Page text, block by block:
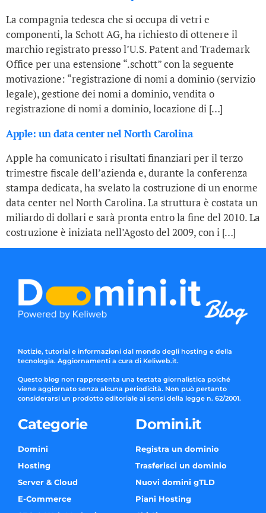
La compagnia tedesca che si occupa di vetri e
componenti, la Schott AG, ha richiesto di ottenere il
marchio registrato presso l’U.S. Patent and Trademark
Office per una estensione “.schott” con la seguente
motivazione: “registrazione di nomi a dominio (servizio
legale), gestione dei nomi a dominio, vendita o
registrazione di nomi a dominio, locazione di […]
Apple: un data center nel North Carolina
Apple ha comunicato i risultati finanziari per il terzo
trimestre fiscale dell’azienda e, durante la conferenza
stampa dedicata, ha svelato la costruzione di un enorme
data center nel North Carolina. La struttura è costata un
miliardo di dollari e sarà pronta entro la fine del 2010. La
costruzione è iniziata nell’Agosto del 2009, con i […]
Notizie, tutorial e informazioni dal mondo degli hosting e della
tecnologia. Aggiornamenti a cura di Keliweb.it.
Questo blog non rappresenta una testata giornalistica poiché
viene aggiornato senza alcuna periodicità. Non può pertanto
considerarsi un prodotto editoriale ai sensi della legge n. 62/2001.
Categorie
Domini
Hosting
Server & Cloud
E-Commerce
Domini.it
Registra un dominio
Trasferisci un dominio
Nuovi domini gTLD
Piani Hosting